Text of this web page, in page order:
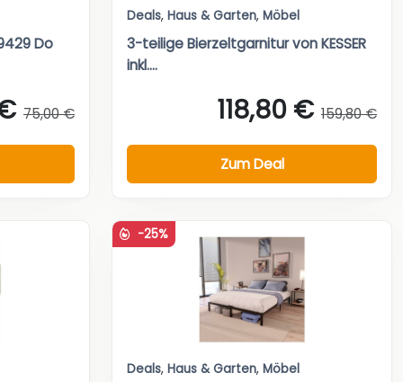
Do
75,00 €
Deals, Haus & Garten, Möbel
3-teilige Bierzeltgarnitur von KESSER
inkl....
118,80 € 159,80 €
Zum Deal
-25%
Deals, Haus & Garten, Möbel